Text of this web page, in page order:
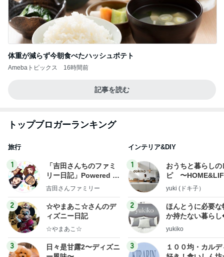
体重が減らず今朝食べたハッシュポテト
Amebaトピックス 16時間前
記事を読む
トップブロガーランキング
旅行
1
「吉田さんちのファミ
リー日記」Powered b
y Ameba 吉田さんファ
ログ
吉田さんファミリー
2
☆やまあこ☆さんのデ
ィズニー日記
☆やまあこ☆
3
日々是甘露2〜ディズニ
インテリア&DIY
1
おうちと暮らしの
ピ 〜
yuki (ドキ子）
2
ほんとうに必要な
か持たない暮ら
ep Life Simple◆
yukiko
3
１００均・カルデ